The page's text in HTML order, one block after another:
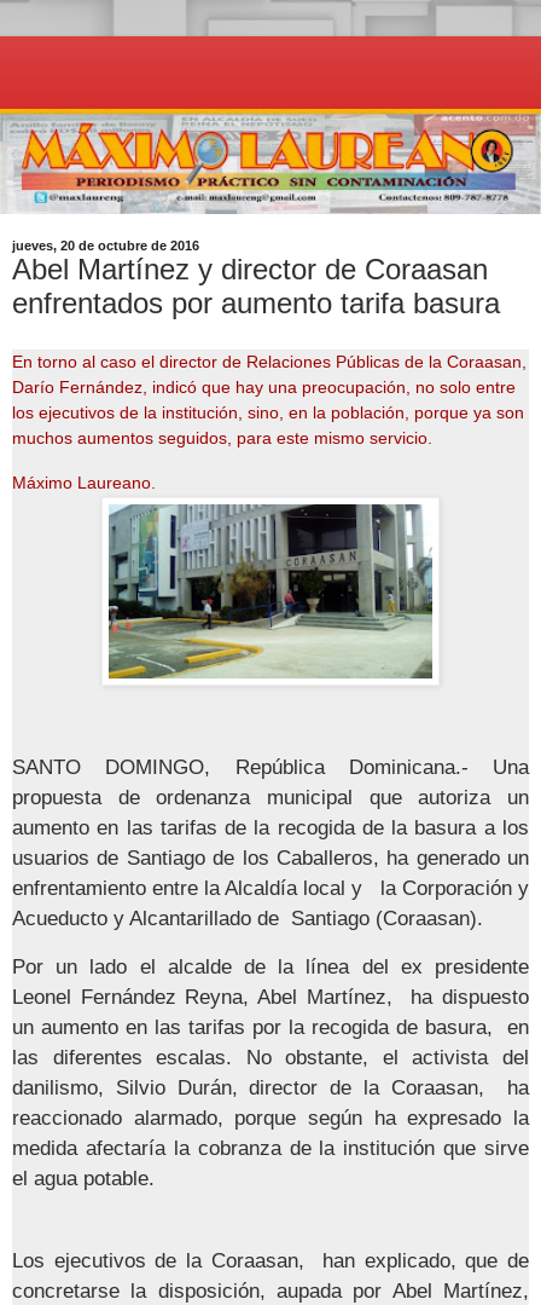
jueves, 20 de octubre de 2016
Abel Martínez y director de Coraasan
enfrentados por aumento tarifa basura
En torno al caso el director de Relaciones Públicas de la Coraasan,
Darío Fernández, indicó que hay una preocupación, no solo entre
los ejecutivos de la institución, sino, en la población, porque ya son
muchos aumentos seguidos, para este mismo servicio.
Máximo Laureano
SANTO DOMINGO, República Dominicana.- Una
propuesta de ordenanza municipal que autoriza un
aumento en las tarifas de la recogida de la basura a los
usuarios de Santiago de los Caballeros, ha generado un
enfrentamiento entre la Alcaldía local y la Corporación y
Acueducto y Alcantarillado de Santiago (Coraasan).
Por un lado el alcalde de la línea del ex presidente
Leonel Fernández Reyna, Abel Martínez, ha dispuesto
un aumento en las tarifas por la recogida de basura, en
las diferentes escalas. No obstante, el activista del
danilismo, Silvio Durán, director de la Coraasan, ha
reaccionado alarmado, porque según ha expresado la
medida afectaría la cobranza de la institución que sirve
el agua potable.
Los ejecutivos de la Coraasan, han explicado, que de
concretarse la disposición, aupada por Abel Martínez,